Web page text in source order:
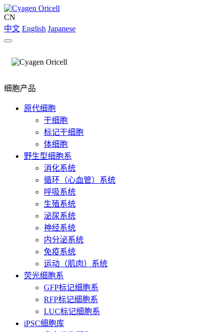
CN
中文 English Japanese
细胞产品
原代细胞
干细胞
标记干细胞
体细胞
野生型细胞系
消化系统
循环（心血管）系统
呼吸系统
生殖系统
泌尿系统
神经系统
内分泌系统
免疫系统
运动（肌肉）系统
荧光细胞系
GFP标记细胞系
RFP标记细胞系
LUC标记细胞系
iPSC细胞库